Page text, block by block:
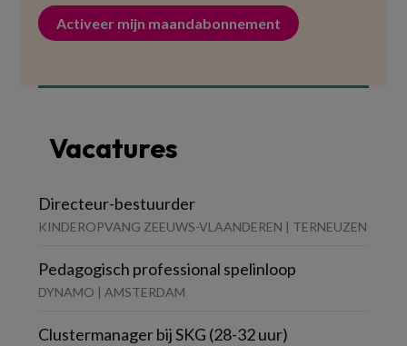
Activeer mijn maandabonnement
Vacatures
Directeur-bestuurder
KINDEROPVANG ZEEUWS-VLAANDEREN | TERNEUZEN
Pedagogisch professional spelinloop
DYNAMO | AMSTERDAM
Clustermanager bij SKG (28-32 uur)